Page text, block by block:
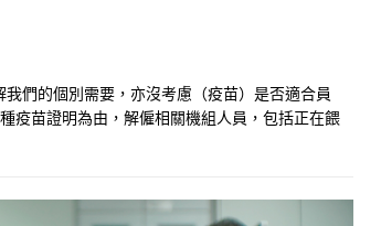
們的個別需要，亦沒考慮（疫苗）是否適合員
疫苗證明為由，解僱相關機組人員，包括正在餵